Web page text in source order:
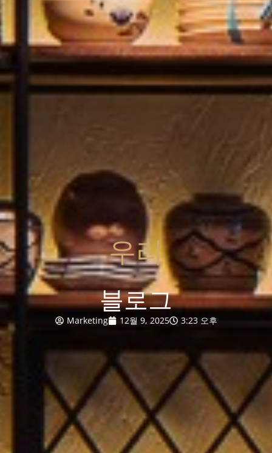
우리
블로그
Marketing 12월 9, 2025 3:23 오후